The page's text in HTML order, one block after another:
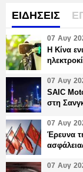
ΕΙΔΗΣΕΙΣ
07 Αυγ
Η Κίνα
07 Αυγ
SAIC
στη
07 Αυγ
Έρευνα
07 Αυγ